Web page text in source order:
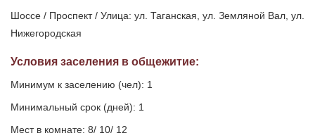
Шоссе / Проспект / Улица: ул. Таганская, ул. Земляной Вал, ул.
Нижегородская
Условия заселения в общежитие:
Минимум к заселению (чел): 1
Минимальный срок (дней): 1
Мест в комнате: 8/ 10/ 12